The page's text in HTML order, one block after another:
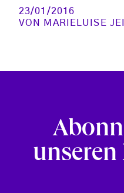
23/01/2016
VON MARIELUISE
unseren